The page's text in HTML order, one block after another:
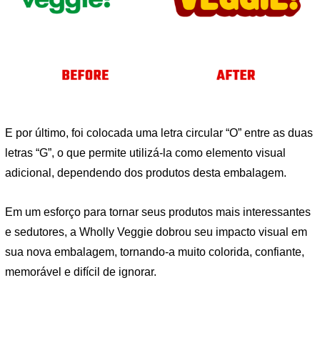
E por último, foi colocada uma letra circular “O” entre as duas
letras “G”, o que permite utilizá-la como elemento visual
adicional, dependendo dos produtos desta embalagem.
Em um esforço para tornar seus produtos mais interessantes
e sedutores, a Wholly Veggie dobrou seu impacto visual em
sua nova embalagem, tornando-a muito colorida, confiante,
memorável e difícil de ignorar.